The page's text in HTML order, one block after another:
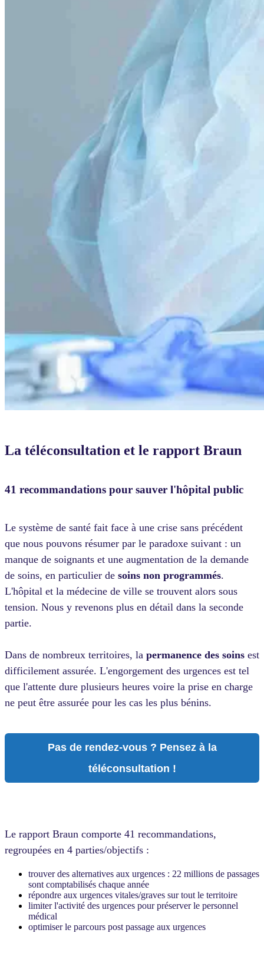
La téléconsultation et le rapport Braun
41 recommandations pour sauver l'hôpital public
Le système de santé fait face à une crise sans précédent
que nous pouvons résumer par le paradoxe suivant : un
manque de soignants et une augmentation de la demande
de soins, en particulier de soins non programmés.
L'hôpital et la médecine de ville se trouvent alors sous
tension. Nous y revenons plus en détail dans la seconde
partie.
Dans de nombreux territoires, la permanence des soins est
difficilement assurée. L'engorgement des urgences est tel
que l'attente dure plusieurs heures voire la prise en charge
ne peut être assurée pour les cas les plus bénins.
Pas de rendez-vous ? Pensez à la
téléconsultation !
Le rapport Braun comporte 41 recommandations,
regroupées en 4 parties/objectifs :
trouver des alternatives aux urgences : 22 millions de passages
sont comptabilisés chaque année
répondre aux urgences vitales/graves sur tout le territoire
limiter l'activité des urgences pour préserver le personnel
médical
optimiser le parcours post passage aux urgences